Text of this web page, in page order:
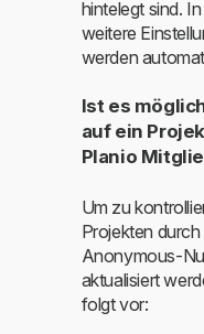
hintelegt sind.
weitere
werden
Ist es
auf ein
Planio
Um zu
Projekten
Anonymous-
aktualisiert
folgt vor: